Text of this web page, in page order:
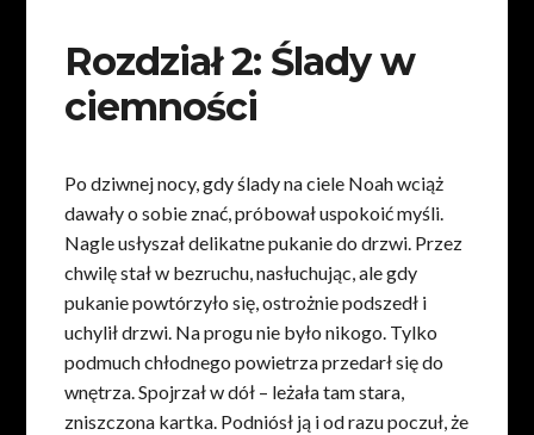
Rozdział 2: Ślady w
ciemności
Po dziwnej nocy, gdy ślady na ciele Noah wciąż
dawały o sobie znać, próbował uspokoić myśli.
Nagle usłyszał delikatne pukanie do drzwi. Przez
chwilę stał w bezruchu, nasłuchując, ale gdy
pukanie powtórzyło się, ostrożnie podszedł i
uchylił drzwi. Na progu nie było nikogo. Tylko
podmuch chłodnego powietrza przedarł się do
wnętrza. Spojrzał w dół – leżała tam stara,
zniszczona kartka. Podniósł ją i od razu poczuł, że